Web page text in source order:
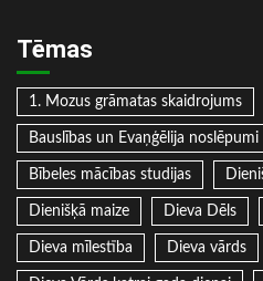
Tēmas
1. Mozus grāmatas skaidrojums
Bauslības un Evaņģēlija noslēpumi
Bībeles mācības studijas
Dienišķā maize Dieva Dēls
Dieva mīlestība Dieva vārds